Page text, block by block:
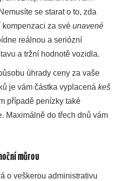
se starat o to, zda
kompenzaci za svéunavené
reálnou a seriózní
a tržní hodnotě vozidla.
úhrady ceny za vaše
je vám částka vyplacenákeš
případě penízky také
Maximálně do třech dnů vám
můrou
o veškerou administrativu